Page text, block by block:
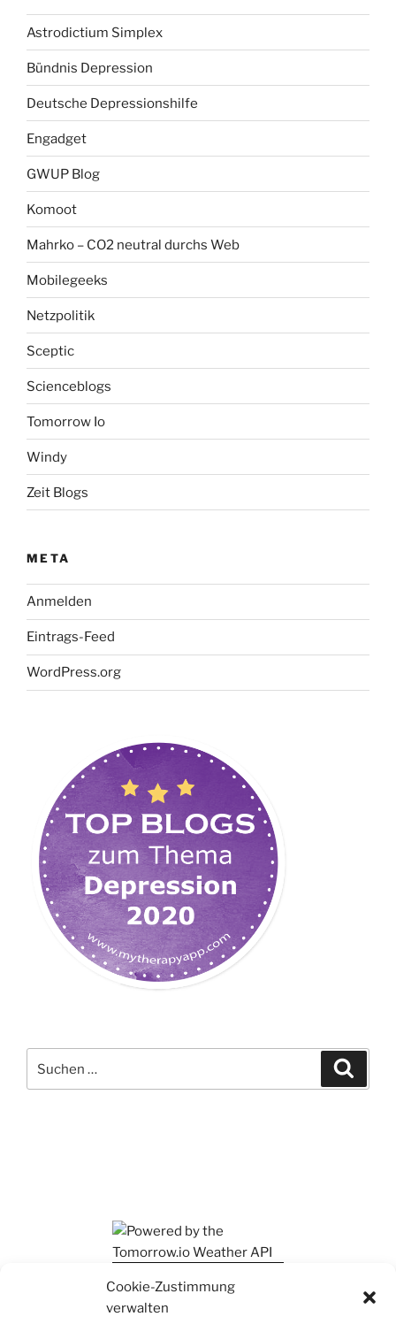
Cookie-Zustimmung
verwalten
Astrodictium Simplex
Bündnis Depression
Deutsche Depressionshilfe
Engadget
GWUP Blog
Komoot
Mahrko – CO2 neutral durchs Web
Mobilegeeks
Netzpolitik
Sceptic
Scienceblogs
Tomorrow Io
Windy
Zeit Blogs
META
Anmelden
Eintrags-Feed
WordPress.org
nach: